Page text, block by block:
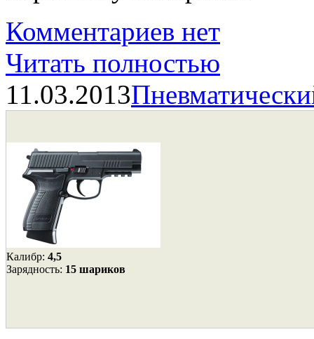
Комментариев нет
Читать полностью
11.03.2013
Калибр: 4,5
Зарядность: 15 шариков